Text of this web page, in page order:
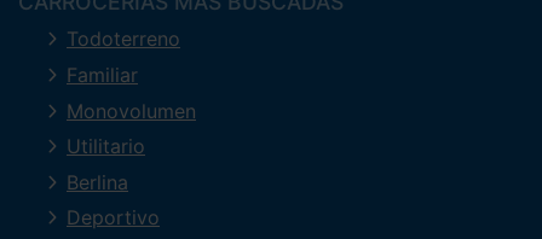
Todoterreno
Familiar
Monovolumen
Utilitario
Berlina
Deportivo